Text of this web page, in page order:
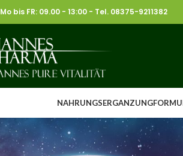
Mo bis FR: 09.00 - 13:00 - Tel. 08375-9211382
NAHRUNGSERGANZUNG